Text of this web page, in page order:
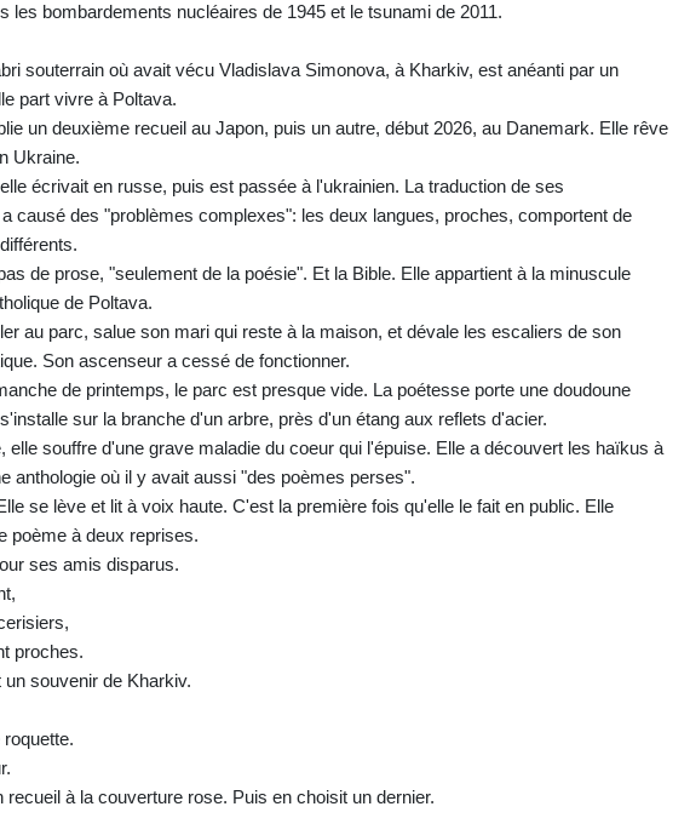
les bombardements nucléaires de 1945 et le tsunami de 2011.
souterrain où avait vécu Vladislava Simonova, à Kharkiv, est anéanti par un
part vivre à Poltava.
un deuxième recueil au Japon, puis un autre, début 2026, au Danemark. Elle rêve
Ukraine.
écrivait en russe, puis est passée à l'ukrainien. La traduction de ses
causé des "problèmes complexes": les deux langues, proches, comportent de
de prose, "seulement de la poésie". Et la Bible. Elle appartient à la minuscule
de Poltava.
au parc, salue son mari qui reste à la maison, et dévale les escaliers de son
Son ascenseur a cessé de fonctionner.
de printemps, le parc est presque vide. La poétesse porte une doudoune
sur la branche d'un arbre, près d'un étang aux reflets d'acier.
elle souffre d'une grave maladie du coeur qui l'épuise. Elle a découvert les haïkus à
anthologie où il y avait aussi "des poèmes perses".
se lève et lit à voix haute. C'est la première fois qu'elle le fait en public. Elle
poème à deux reprises.
ses amis disparus.
proches.
souvenir de Kharkiv.
recueil à la couverture rose. Puis en choisit un dernier.